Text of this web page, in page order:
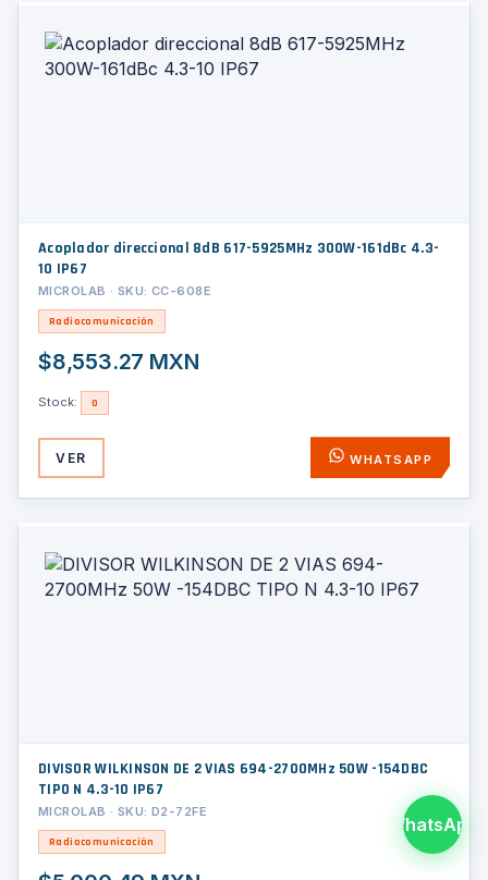
Acoplador direccional 8dB 617-5925MHz 300W-161dBc 4.3-
10 IP67
MICROLAB · SKU: CC-608E
Radiocomunicación
$8,553.27 MXN
Stock: 0
VER WHATSAPP
DIVISOR WILKINSON DE 2 VIAS 694-2700MHz 50W -154DBC
TIPO N 4.3-10 IP67
MICROLAB · SKU: D2-72FE
Radiocomunicación
WhatsApp